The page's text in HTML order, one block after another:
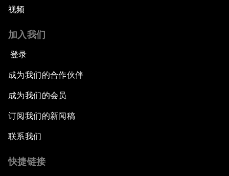
视频
加入我们
登录
成为我们的合作伙伴
成为我们的会员
订阅我们的新闻稿
联系我们
快捷链接